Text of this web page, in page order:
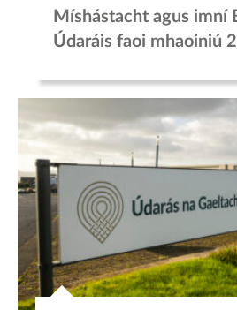
Míshástacht agus imní
Údaráis faoi mhaoiniú